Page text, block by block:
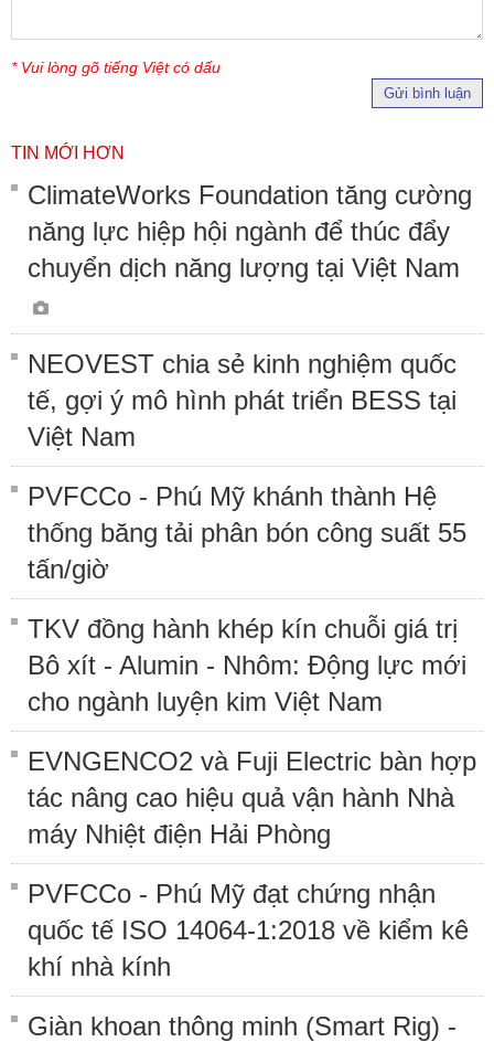
* Vui lòng gõ tiếng Việt có dấu
Gửi bình luận
TIN MỚI HƠN
ClimateWorks Foundation tăng cường
năng lực hiệp hội ngành để thúc đẩy
chuyển dịch năng lượng tại Việt Nam
NEOVEST chia sẻ kinh nghiệm quốc
tế, gợi ý mô hình phát triển BESS tại
Việt Nam
PVFCCo - Phú Mỹ khánh thành Hệ
thống băng tải phân bón công suất 55
tấn/giờ
TKV đồng hành khép kín chuỗi giá trị
Bô xít - Alumin - Nhôm: Động lực mới
cho ngành luyện kim Việt Nam
EVNGENCO2 và Fuji Electric bàn hợp
tác nâng cao hiệu quả vận hành Nhà
máy Nhiệt điện Hải Phòng
PVFCCo - Phú Mỹ đạt chứng nhận
quốc tế ISO 14064-1:2018 về kiểm kê
khí nhà kính
Giàn khoan thông minh (Smart Rig) -